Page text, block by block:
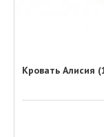
Кровать Алисия